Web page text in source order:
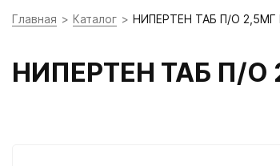
Главная Каталог НИПЕРТЕН ТАБ П/О
НИПЕРТЕН ТАБ П/